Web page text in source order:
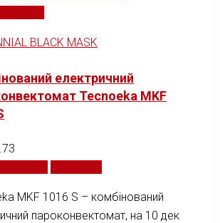
BLACK MASK
електричний
Tecnoeka MKF
MKF 1016 S – комбінований
пароконвектомат, на 10 дек